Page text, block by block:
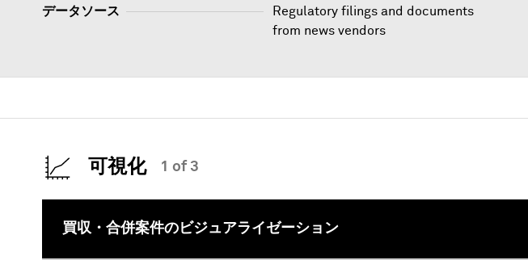
データソース
Regulatory filings and documents
from news vendors
可視化 1 of 3
買収・合併案件のビジュアライゼーション